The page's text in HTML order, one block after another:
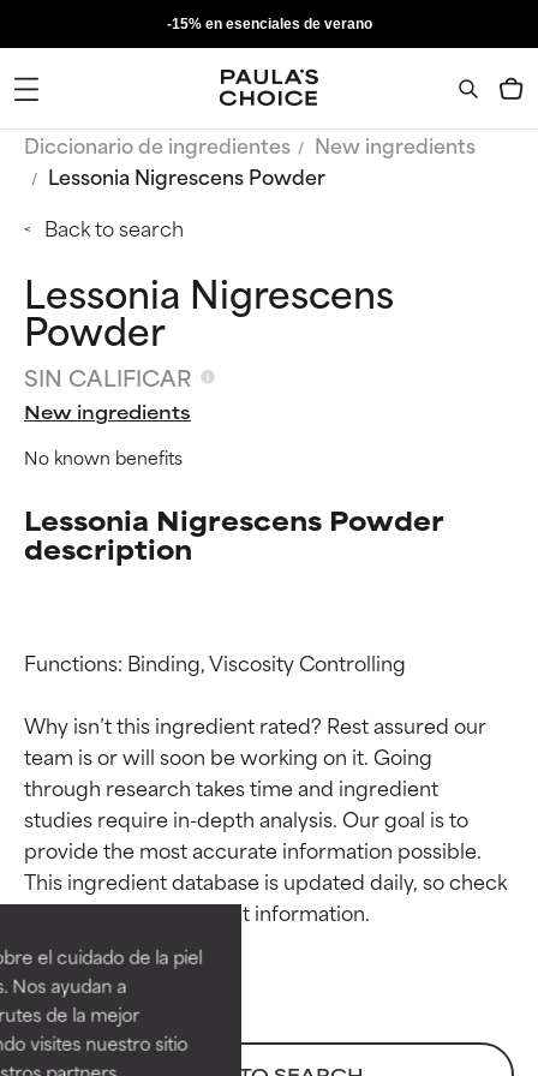
el cuidado de la piel
Nos ayudan a
de la mejor
visites nuestro sitio
-15% en esenciales de verano
Diccionario de ingredientes
New ingredients
Lessonia Nigrescens Powder
Back to search
Lessonia Nigrescens
Powder
SIN CALIFICAR
New ingredients
No known benefits
Lessonia Nigrescens Powder
description
Functions: Binding, Viscosity Controlling
Why isn’t this ingredient rated? Rest assured our
team is or will soon be working on it. Going
through research takes time and ingredient
studies require in-depth analysis. Our goal is to
provide the most accurate information possible.
This ingredient database is updated daily, so check
Calificaciones de
ingredientes
EXCELENTE
Ingrediente sobresaliente con
beneficios reales para la piel. Su
eficacia está demostrada y
Calificaciones de
ingredientes
EXCELENTE
Ingrediente sobresaliente con
beneficios reales para la piel. Su
eficacia está demostrada y